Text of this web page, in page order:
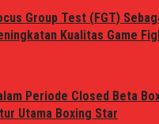
Group Test (FGT)
Kualitas Game
Periode Closed Beta
Utama Boxing Star